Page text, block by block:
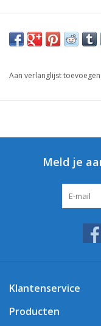
Aan verlanglijst toevoegen
Meld je
Klantenservice
Producten